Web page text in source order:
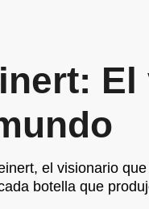
el visionario
botella que